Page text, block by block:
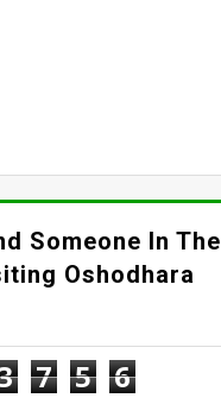
Someone In The
Oshodhara
7 5 6